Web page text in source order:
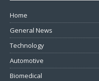
Home
General News
Technology
Automotive
Biomedical